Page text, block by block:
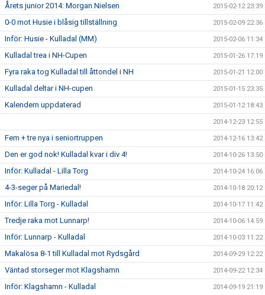
Årets junior 2014: Morgan Nielsen 2015-02-12 23:39
0-0 mot Husie i blåsig tillställning 2015-02-09 22:36
Inför: Husie - Kulladal (MM) 2015-02-06 11:34
Kulladal trea i NH-Cupen 2015-01-26 17:19
Fyra raka tog Kulladal till åttondel i NH 2015-01-21 12:00
Kulladal deltar i NH-cupen 2015-01-15 23:35
Kalendern uppdaterad 2015-01-12 18:43
2014-12-23 12:55
Fem + tre nya i seniortruppen 2014-12-16 13:42
Den er god nok! Kulladal kvar i div 4! 2014-10-26 13:50
Inför: Kulladal - Lilla Torg 2014-10-24 16:06
4-3-seger på Mariedal! 2014-10-18 20:12
Inför: Lilla Torg - Kulladal 2014-10-17 11:42
Tredje raka mot Lunnarp! 2014-10-06 14:59
Inför: Lunnarp - Kulladal 2014-10-03 11:22
Makalösa 8-1 till Kulladal mot Rydsgård 2014-09-29 12:22
Väntad storseger mot Klagshamn 2014-09-22 12:34
Inför: Klagshamn - Kulladal 2014-09-19 21:19